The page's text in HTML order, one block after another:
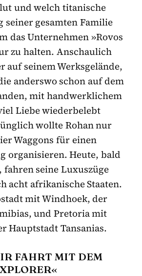
und welch titanische
gesamten Familie
das Unternehmen »Rovos
zu halten. Anschaulich
auf seinem Werksgelände,
anderswo schon auf dem
mit handwerklichem
Liebe wiederbelebt
wollte Rohan nur
Waggons für einen
organisieren. Heute, bald
fahren seine Luxuszüge
acht afrikanische Staaten.
mit Windhoek, der
und Pretoria mit
Hauptstadt Tansanias.
FAHRT MIT DEM